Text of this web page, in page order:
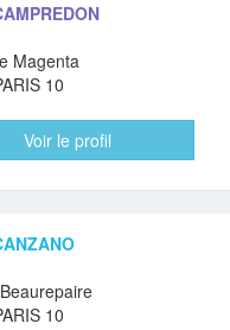
Magenta
10
Voir le profil
10